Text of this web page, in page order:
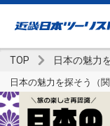
TOP 日本の魅力
日本の魅力を探そう（